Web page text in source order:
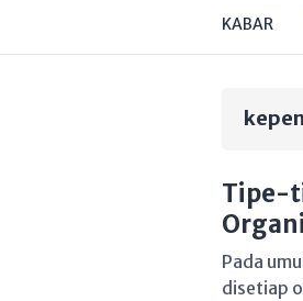
KABAR
Tipe-
Pada
disetiap